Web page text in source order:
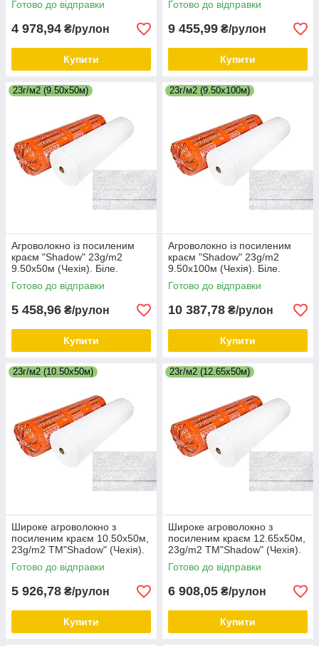
Готово до відправки
4 978,94 ₴/рулон
Купити
Готово до відправки
9 455,99 ₴/рулон
Купити
23г/м2 (9.50х50м)
Агроволокно із посиленим
краєм "Shadow" 23g/m2
9.50х50м (Чехія). Біле.
Широке агроволокно
(спанбонд).
Готово до відправки
5 458,96 ₴/рулон
Купити
23г/м2 (9.50х100м)
Агроволокно із посиленим
краєм "Shadow" 23g/m2
9.50х100м (Чехія). Біле.
Широке агроволокно
(спанбонд).
Готово до відправки
10 387,78 ₴/рулон
Купити
23г/м2 (10.50х50м)
Широке агроволокно з
посиленим краєм 10.50х50м,
23g/m2 ТМ"Shadow" (Чехія).
Біле.
Готово до відправки
5 926,78 ₴/рулон
Купити
23г/м2 (12.65х50м)
Широке агроволокно з
посиленим краєм 12.65х50м,
23g/m2 ТМ"Shadow" (Чехія).
Біле.
Готово до відправки
6 908,05 ₴/рулон
Купити